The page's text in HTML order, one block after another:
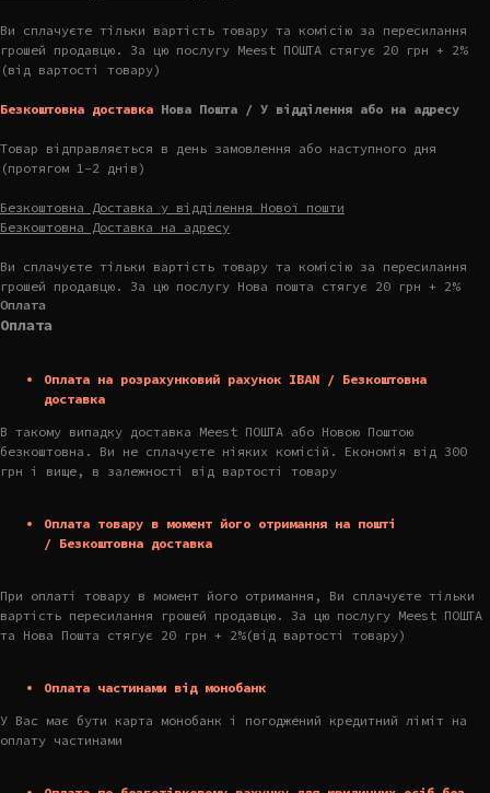
Ви сплачуєте тільки вартість товару та комісію за пересилання
грошей продавцю. За цю послугу Meest ПОШТА стягує 20 грн + 2%
(від вартості товару)
Безкоштовна доставка Нова Пошта / У відділення або на адресу
Товар відправляється в день замовлення або наступного дня
(протягом 1-2 днів)
Безкоштовна Доставка у відділення Нової пошти
Безкоштовна Доставка на адресу
Ви сплачуєте тільки вартість товару та комісію за пересилання
грошей продавцю. За цю послугу Нова пошта стягує 20 грн + 2%
Оплата
Оплата
Оплата на розрахунковий рахунок IBAN / Безкоштовна
доставка
В такому випадку доставка Meest ПОШТА або Новою Поштою
безкоштовна. Ви не сплачуєте ніяких комісій. Економія від 300
грн і вище, в залежності від вартості товару
Оплата товару в момент його отримання на пошті
/ Безкоштовна доставка
При оплаті товару в момент його отримання, Ви сплачуєте тільки
вартість пересилання грошей продавцю. За цю послугу Meest ПОШТА
та Нова Пошта стягує 20 грн + 2%(від вартості товару)
Оплата частинами від монобанк
У Вас має бути карта монобанк і погоджений кредитний ліміт на
оплату частинами